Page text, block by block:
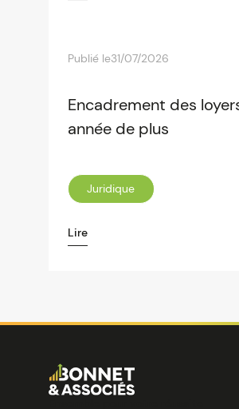
Publié le31/07/2026
Encadrement des
année de plus
Juridique
Lire
Image